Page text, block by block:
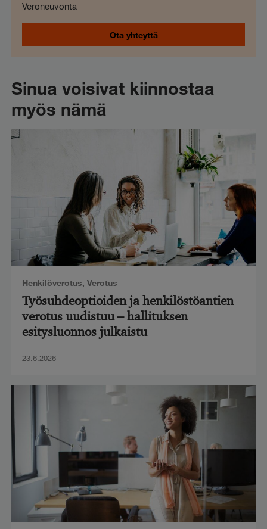
Veroneuvonta
Ota yhteyttä
Sinua voisivat kiinnostaa
myös nämä
Henkilöverotus, Verotus
Työsuhdeoptioiden ja henkilöstöantien
verotus uudistuu – hallituksen
esitysluonnos julkaistu
23.6.2026